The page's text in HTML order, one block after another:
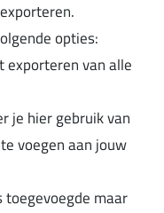
opties:
exporteren van alle
je hier gebruik van
voegen aan jouw
toegevoegde maar